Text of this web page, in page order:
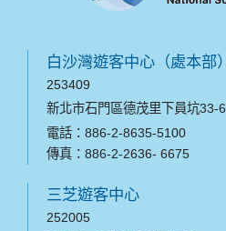
白沙灣遊客中心（處本部）
253409
新北市石門區德茂里下員坑33-
電話：886-2-8635-5100
傳真：886-2-2636- 6675
三芝遊客中心
252005